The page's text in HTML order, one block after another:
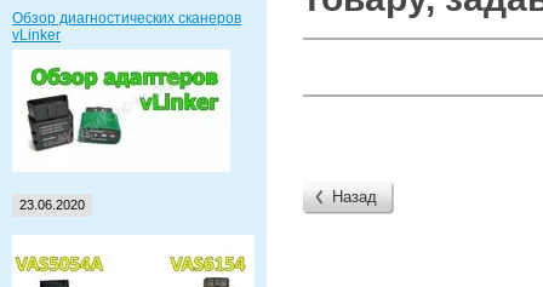
Обзор диагностических сканеров
vLinker
23.06.2020 Назад